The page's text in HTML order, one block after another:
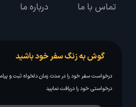
تماس با ما درباره ما
گوش به زنگ سفر خود باشید
درخواست سفر خود را در مدت زمان دلخواه ثبت و
درخواستی خود را دریافت نمایید